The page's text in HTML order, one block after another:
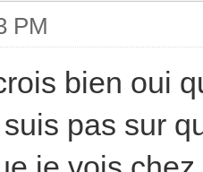
PM
bien oui
pas sur